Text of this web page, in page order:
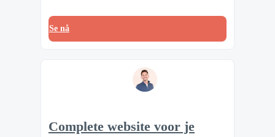
Se nå
Complete website voor je